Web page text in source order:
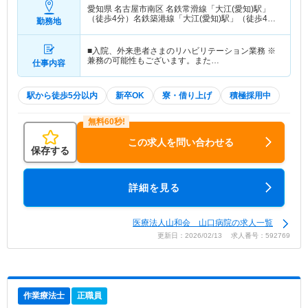
勤務地
愛知県 名古屋市南区 名鉄常滑線「大江(愛知)駅」
（徒歩4分）名鉄築港線「大江(愛知)駅」（徒歩4
仕事内容
■入院、外来患者さまのリハビリテーション業務 ※
兼務の可能性もございます。また…
駅から徒歩5分以内 新卒OK 寮・借り上げ 積極採用中
保存する
この求人を問い合わせる
詳細を見る
医療法人山和会 山口病院の求人一覧
更新日：2026/02/13 求人番号：592769
作業療法士 正職員